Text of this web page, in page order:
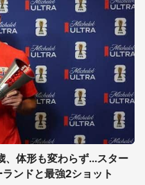
体形も変わらず...スター
ンドと最強2ショット